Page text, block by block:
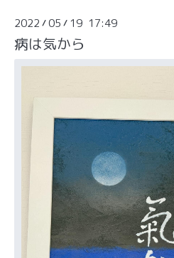
2022 /05 / 19 17:49
病は気から